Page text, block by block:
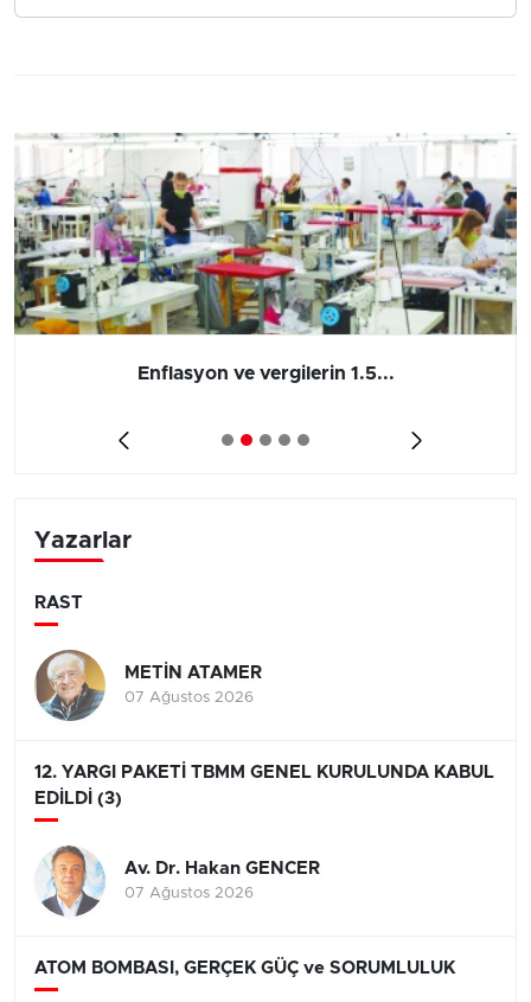
Enflasyon ve vergilerin 1.5...
Yazarlar
RAST
METİN ATAMER
07 Ağustos 2026
12. YARGI PAKETİ TBMM GENEL KURULUNDA KABUL
EDİLDİ (3)
Av. Dr. Hakan GENCER
07 Ağustos 2026
ATOM BOMBASI, GERÇEK GÜÇ ve SORUMLULUK